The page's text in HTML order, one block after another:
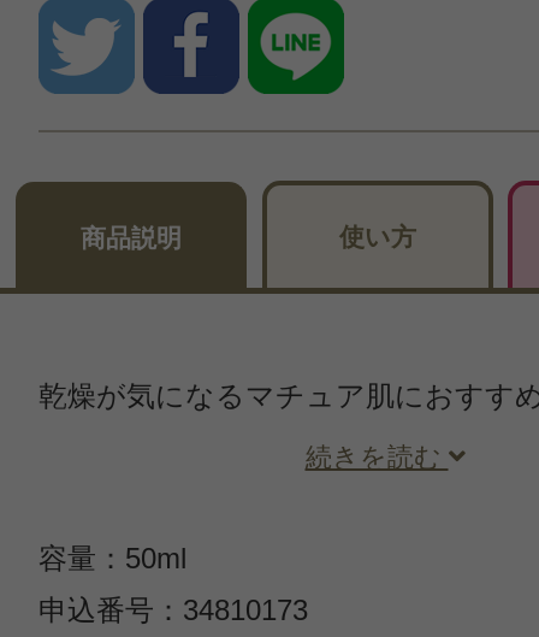
商品説明 使い方
乾燥が気になるマチュア肌におすす
続きを読む
容量：50ml
申込番号：34810173